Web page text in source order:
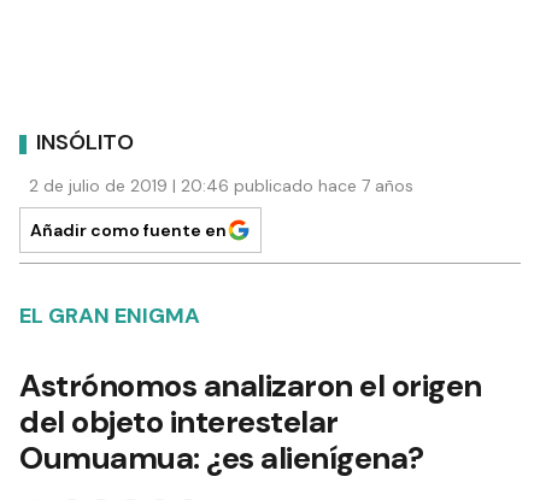
INSÓLITO
2 de julio de 2019 | 20:46 publicado hace 7 años
Añadir como fuente en
EL GRAN ENIGMA
Astrónomos analizaron el origen
del objeto interestelar
Oumuamua: ¿es alienígena?